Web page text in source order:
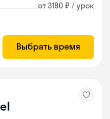
от 3190 ₽ / урок
Выбрать время